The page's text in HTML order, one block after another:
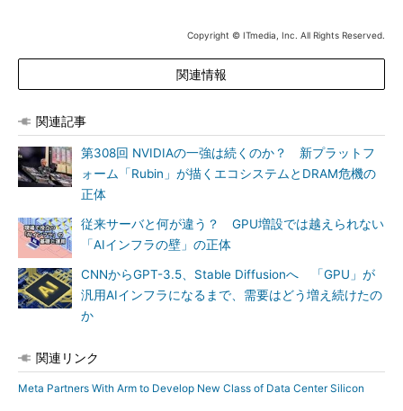
Copyright © ITmedia, Inc. All Rights Reserved.
関連情報
関連記事
第308回 NVIDIAの一強は続くのか？ 新プラットフ
ォーム「Rubin」が描くエコシステムとDRAM危機の
正体
従来サーバと何が違う？ GPU増設では越えられない
「AIインフラの壁」の正体
CNNからGPT-3.5、Stable Diffusionへ 「GPU」が
汎用AIインフラになるまで、需要はどう増え続けたの
か
関連リンク
Meta Partners With Arm to Develop New Class of Data Center Silicon